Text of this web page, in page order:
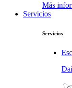
Más
Servicios
Servicios